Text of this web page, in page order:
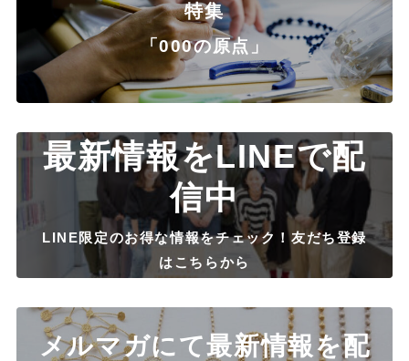
特集
「000の原点」
最新情報をLINEで配
信中
LINE限定のお得な情報をチェック！友だち登録
はこちらから
メルマガにて最新情報を配